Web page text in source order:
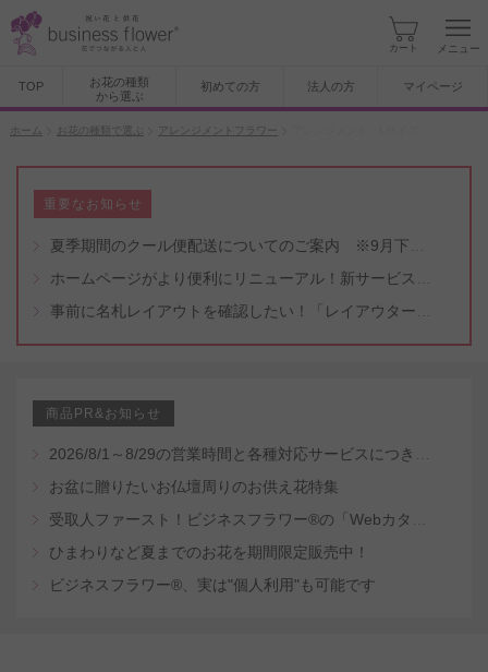
カート メニュー
TOP
お花の種類
から選ぶ
初めての方 法人の方 マイページ
ホーム お花の種類で選ぶ アレンジメントフラワー
重要なお知らせ
商品PR&お知らせ
お盆に贈りたいお仏壇周りのお供え花特集
ひまわりなど夏までのお花を期間限定販売中！
ビジネスフラワー®、実は"個人利用"も可能です